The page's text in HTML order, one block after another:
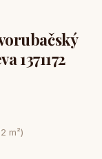
1371172
m²)